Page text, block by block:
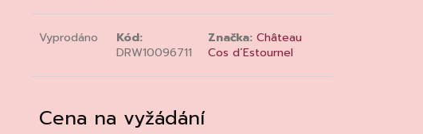
Vyprodáno
Kód:
DRW10096711
Značka: Château
Cos d´Estournel
Cena na vyžádání
DOMAINE 'ALZIPRATU